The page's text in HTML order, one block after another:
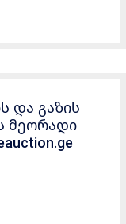
და გაზის
მეორადი